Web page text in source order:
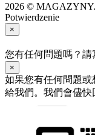
2026 ©
Potwierdzenie
×
您有任何問題嗎？請
×
如果您有任何問題
給我們。我們會儘快